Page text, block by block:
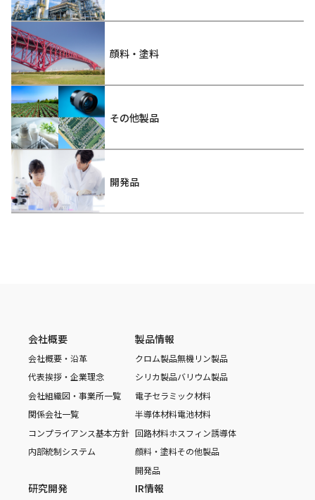
顔料・塗料
その他製品
開発品
会社概要
会社概要・沿革
代表挨拶・企業理念
会社組織図・事業所一覧
関係会社一覧
コンプライアンス基本方針
内部統制システム
製品情報
クロム製品無機リン製品
シリカ製品バリウム製品
電子セラミック材料
半導体材料電池材料
回路材料ホスフィン誘導体
顔料・塗料その他製品
開発品
研究開発 IR情報